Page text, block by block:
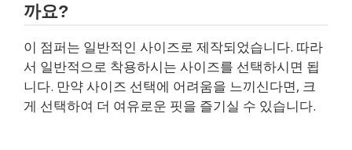
까요?
이 점퍼는 일반적인 사이즈로 제작되었습니다. 따라
서 일반적으로 착용하시는 사이즈를 선택하시면 됩
니다. 만약 사이즈 선택에 어려움을 느끼신다면, 크
게 선택하여 더 여유로운 핏을 즐기실 수 있습니다.